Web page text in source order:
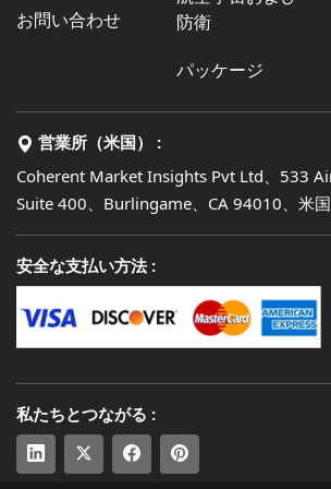
お問い合わせ
防衛
パッケージ
営業所（米国） :
Coherent Market Insights Pvt Ltd、533
Suite 400、Burlingame、CA 94010、米国
安全な支払い方法 :
私たちとつながる :